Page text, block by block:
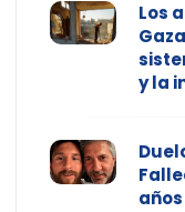
Los
y la